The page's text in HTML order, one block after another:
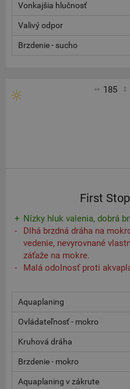
Vonkajšia hlučnosť
Valivý odpor
Brzdenie - sucho
185
First
Nízky hluk valenia, dobrá
Dlhá brzdná dráha na
vedenie, nevyrovnané
záťaže na mokre.
Malá odolnosť proti
Aquaplaning
Ovládateľnosť - mokro
Kruhová dráha
Brzdenie - mokro
Aquaplaning v zákrute